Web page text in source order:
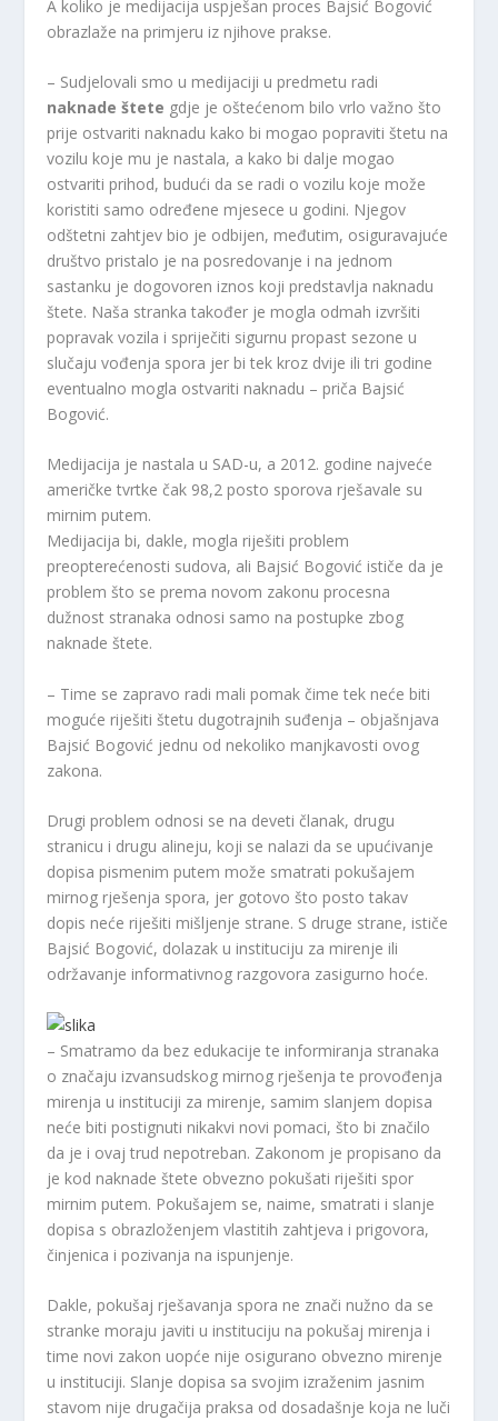
A koliko je medijacija uspješan proces Bajsić Bogović
obrazlaže na primjeru iz njihove prakse.
– Sudjelovali smo u medijaciji u predmetu radi
naknade štete gdje je oštećenom bilo vrlo važno što
prije ostvariti naknadu kako bi mogao popraviti štetu na
vozilu koje mu je nastala, a kako bi dalje mogao
ostvariti prihod, budući da se radi o vozilu koje može
koristiti samo određene mjesece u godini. Njegov
odštetni zahtjev bio je odbijen, međutim, osiguravajuće
društvo pristalo je na posredovanje i na jednom
sastanku je dogovoren iznos koji predstavlja naknadu
štete. Naša stranka također je mogla odmah izvršiti
popravak vozila i spriječiti sigurnu propast sezone u
slučaju vođenja spora jer bi tek kroz dvije ili tri godine
eventualno mogla ostvariti naknadu – priča Bajsić
Bogović.
Medijacija je nastala u SAD-u, a 2012. godine najveće
američke tvrtke čak 98,2 posto sporova rješavale su
mirnim putem.
Medijacija bi, dakle, mogla riješiti problem
preopterećenosti sudova, ali Bajsić Bogović ističe da je
problem što se prema novom zakonu procesna
dužnost stranaka odnosi samo na postupke zbog
naknade štete.
– Time se zapravo radi mali pomak čime tek neće biti
moguće riješiti štetu dugotrajnih suđenja – objašnjava
Bajsić Bogović jednu od nekoliko manjkavosti ovog
zakona.
Drugi problem odnosi se na deveti članak, drugu
stranicu i drugu alineju, koji se nalazi da se upućivanje
dopisa pismenim putem može smatrati pokušajem
mirnog rješenja spora, jer gotovo što posto takav
dopis neće riješiti mišljenje strane. S druge strane, ističe
Bajsić Bogović, dolazak u instituciju za mirenje ili
održavanje informativnog razgovora zasigurno hoće.
– Smatramo da bez edukacije te informiranja stranaka
o značaju izvansudskog mirnog rješenja te provođenja
mirenja u instituciji za mirenje, samim slanjem dopisa
neće biti postignuti nikakvi novi pomaci, što bi značilo
da je i ovaj trud nepotreban. Zakonom je propisano da
je kod naknade štete obvezno pokušati riješiti spor
mirnim putem. Pokušajem se, naime, smatrati i slanje
dopisa s obrazloženjem vlastitih zahtjeva i prigovora,
činjenica i pozivanja na ispunjenje.
Dakle, pokušaj rješavanja spora ne znači nužno da se
stranke moraju javiti u instituciju na pokušaj mirenja i
time novi zakon uopće nije osigurano obvezno mirenje
u instituciji. Slanje dopisa sa svojim izraženim jasnim
stavom nije drugačija praksa od dosadašnje koja ne luči